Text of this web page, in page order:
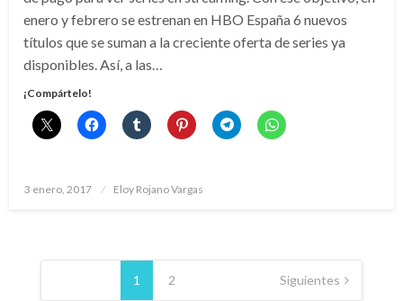
enero y febrero se estrenan en HBO España 6 nuevos
títulos que se suman a la creciente oferta de series ya
disponibles. Así, a las…
¡Compártelo!
Publicado
3 enero, 2017 Eloy Rojano Vargas
Paginación
1 2 Siguientes